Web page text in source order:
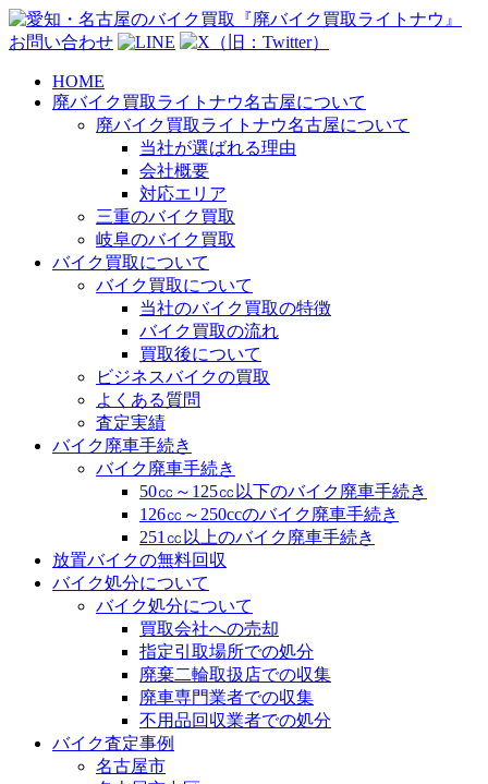
お問い合わせ
HOME
廃バイク買取ライトナウ名古屋について
廃バイク買取ライトナウ名古屋について
当社が選ばれる理由
会社概要
対応エリア
三重のバイク買取
岐阜のバイク買取
バイク買取について
バイク買取について
当社のバイク買取の特徴
バイク買取の流れ
買取後について
ビジネスバイクの買取
よくある質問
査定実績
バイク廃車手続き
バイク廃車手続き
50㏄～125㏄以下のバイク廃車手続き
126㏄～250ccのバイク廃車手続き
251㏄以上のバイク廃車手続き
放置バイクの無料回収
バイク処分について
バイク処分について
買取会社への売却
指定引取場所での処分
廃棄二輪取扱店での収集
廃車専門業者での収集
不用品回収業者での処分
バイク査定事例
名古屋市